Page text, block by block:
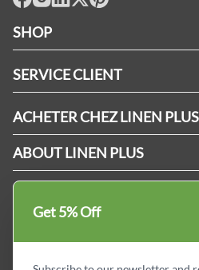
SHOP
Nappes & serviettes de table
Fournitures de conciergerie
Fournitures médicales
Fournitures dentaires
SERVICE CLIENT
Refund & Return
Termes & conditions
ACHETER CHEZ LINEN PLUS
Politique d'alignement des prix
Options de paiement
ABOUT LINEN PLUS
Profil d'entreprise
Privacy Policy
MDEL#
Get 5% Off